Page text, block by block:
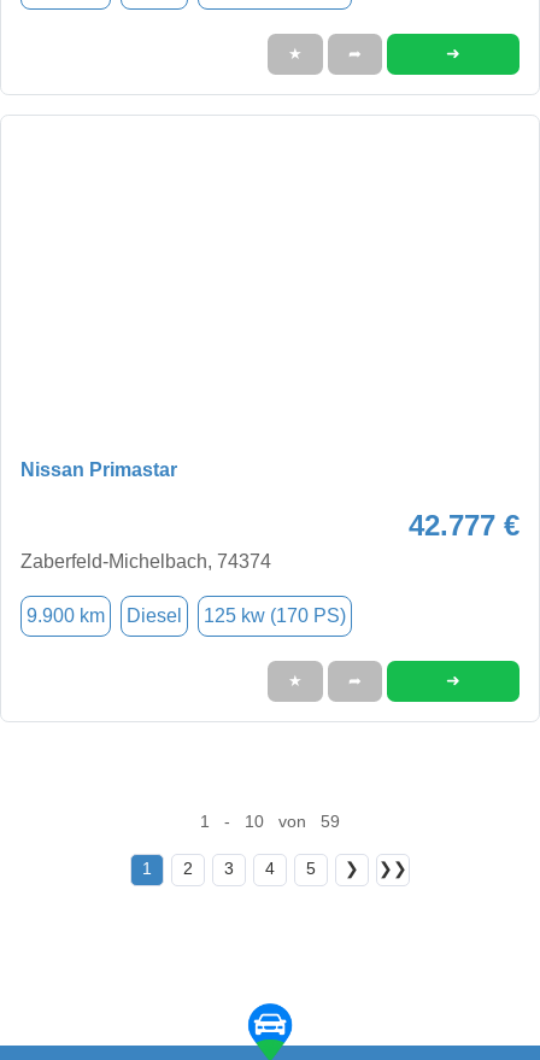
★ ➦ ➜
Nissan Primastar
42.777 €
Zaberfeld-Michelbach, 74374
9.900 km Diesel 125 kw (170 PS)
★ ➦ ➜
1 - 10 von 59
1 2 3 4 5 ❯ ❯❯